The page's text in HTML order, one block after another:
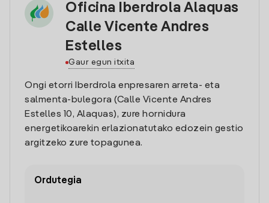
Oficina Iberdrola Alaquas
Calle Vicente Andres
Estelles
Gaur egun itxita
Ongi etorri Iberdrola enpresaren arreta- eta
salmenta-bulegora (Calle Vicente Andres
Estelles 10, Alaquas), zure hornidura
energetikoarekin erlazionatutako edozein gestio
argitzeko zure topagunea.
Ordutegia